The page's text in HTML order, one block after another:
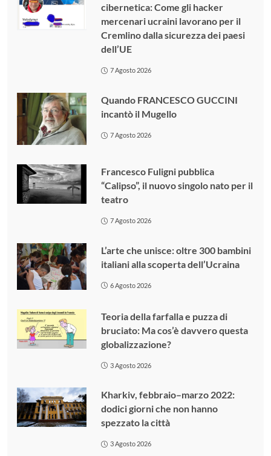
cibernetica: Come gli hacker
mercenari ucraini lavorano per il
Cremlino dalla sicurezza dei paesi
dell’UE
7 Agosto 2026
Quando FRANCESCO GUCCINI
incantò il Mugello
7 Agosto 2026
Francesco Fuligni pubblica
“Calipso”, il nuovo singolo nato per il
teatro
7 Agosto 2026
L’arte che unisce: oltre 300 bambini
italiani alla scoperta dell’Ucraina
6 Agosto 2026
Teoria della farfalla e puzza di
bruciato: Ma cos’è davvero questa
globalizzazione?
3 Agosto 2026
Kharkiv, febbraio–marzo 2022:
dodici giorni che non hanno
spezzato la città
3 Agosto 2026